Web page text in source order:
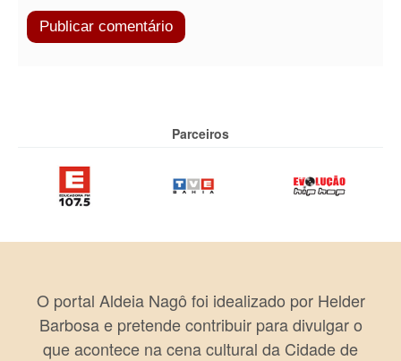
Parceiros
O portal Aldeia Nagô foi idealizado por Helder
Barbosa e pretende contribuir para divulgar o
que acontece na cena cultural da Cidade de